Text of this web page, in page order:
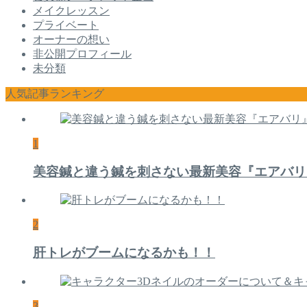
メイクレッスン
プライベート
オーナーの想い
非公開プロフィール
未分類
人気記事ランキング
1
美容鍼と違う鍼を刺さない最新美容『エアバ
2
肝トレがブームになるかも！！